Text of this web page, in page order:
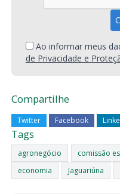
Ao informar meus
de Privacidade e
Compartilhe
Twitter Facebook
Tags
agronegócio
comissão
economia
Jaguariúna